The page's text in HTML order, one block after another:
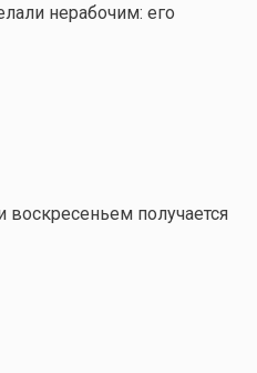
нерабочим: его
получается